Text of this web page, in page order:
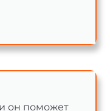
он поможет